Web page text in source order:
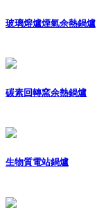
玻璃熔爐煙氣余熱鍋爐
碳素回轉窯余熱鍋爐
生物質電站鍋爐